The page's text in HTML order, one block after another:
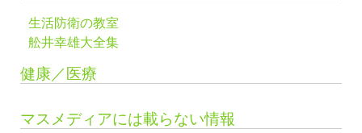
生活防衛の教室
舩井幸雄大全集
健康／医療
マスメディアには載らない情報